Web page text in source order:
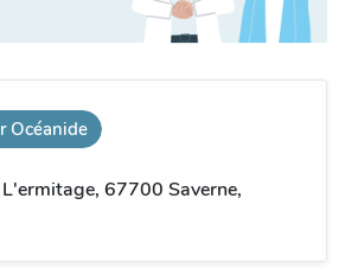
Océanide
67700 Saverne,